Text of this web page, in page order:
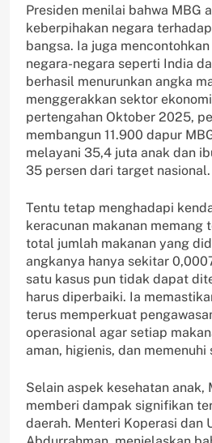
Presiden menilai bahwa MBG
keberpihakan negara
bangsa. Ia juga
negara-negara seperti India
berhasil menurunkan angka
menggerakkan sektor
pertengahan Oktober 2025,
membangun 11.900 dapur
melayani 35,4 juta anak dan
35 persen dari target nasional.
Tentu tetap menghadapi
keracunan makanan memang
total jumlah makanan yang
angkanya hanya sekitar
satu kasus pun tidak dapat
harus diperbaiki. Ia
terus memperkuat
operasional agar setiap
aman, higienis, dan memenuhi
Selain aspek kesehatan anak,
memberi dampak signifikan
daerah. Menteri Koperasi dan